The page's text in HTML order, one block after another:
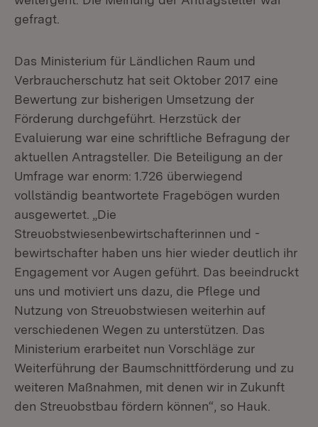
gefragt.
Das Ministerium für Ländlichen Raum und
Verbraucherschutz hat seit Oktober 2017 eine
Bewertung zur bisherigen Umsetzung der
Förderung durchgeführt. Herzstück der
Evaluierung war eine schriftliche Befragung der
aktuellen Antragsteller. Die Beteiligung an der
Umfrage war enorm: 1.726 überwiegend
vollständig beantwortete Fragebögen wurden
ausgewertet. „Die
Streuobstwiesenbewirtschafterinnen und -
bewirtschafter haben uns hier wieder deutlich ihr
Engagement vor Augen geführt. Das beeindruckt
uns und motiviert uns dazu, die Pflege und
Nutzung von Streuobstwiesen weiterhin auf
verschiedenen Wegen zu unterstützen. Das
Ministerium erarbeitet nun Vorschläge zur
Weiterführung der Baumschnittförderung und zu
weiteren Maßnahmen, mit denen wir in Zukunft
den Streuobstbau fördern können“, so Hauk.